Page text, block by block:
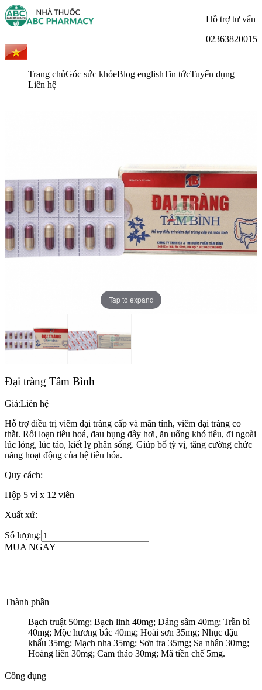
Hỗ trợ tư vấn
02363820015
Trang chủGóc sức khỏeBlog englishTin tứcTuyển dụng
Liên hệ
Tap to expand
Đại tràng Tâm Bình
Giá:Liên hệ
Hỗ trợ điều trị viêm đại tràng cấp và mãn tính, viêm đại tràng co
thắt. Rối loạn tiêu hoá, đau bụng đầy hơi, ăn uống khó tiêu, đi ngoài
lúc lỏng, lúc táo, kiết lỵ phân sống. Giúp bổ tỳ vị, tăng cường chức
năng hoạt động của hệ tiêu hóa.
Quy cách:
Hộp 5 vỉ x 12 viên
Xuất xứ:
Số lượng:
MUA NGAY
Thành phần
Bạch truật 50mg; Bạch linh 40mg; Đảng sâm 40mg; Trần bì
40mg; Mộc hương bắc 40mg; Hoài sơn 35mg; Nhục đậu
khấu 35mg; Mạch nha 35mg; Sơn tra 35mg; Sa nhân 30mg;
Hoàng liên 30mg; Cam thảo 30mg; Mã tiền chế 5mg.
Công dụng